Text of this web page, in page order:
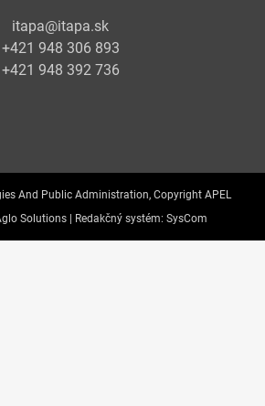
itapa@itapa.sk
+421 948 306 893
+421 948 392 736
And Public Administration, Copyright APEL
Solutions | Redakčný systém: SysCom